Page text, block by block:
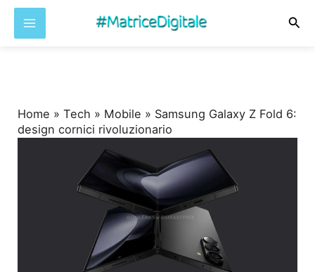
Home »Tech » Mobile » Samsung Galaxy Z Fold 6:
design cornici rivoluzionario